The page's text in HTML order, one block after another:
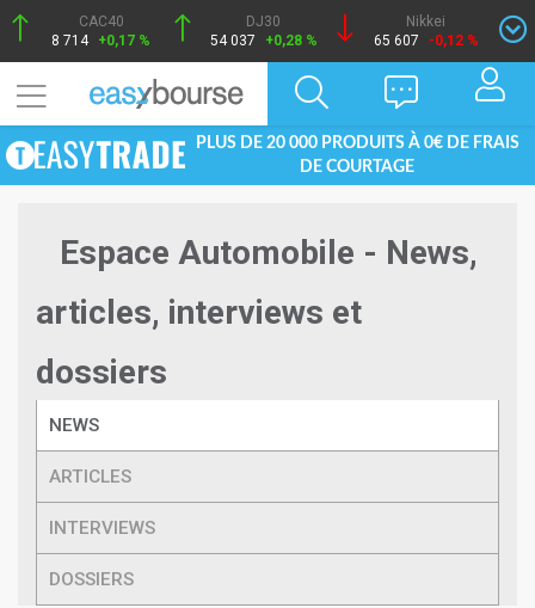
CAC40
8 714 +0,17 %
DJ30
54 037
+0,28 %
Nikkei
65 607
-0,12 %
PLUS DE 20 000 PRODUITS À 0€ DE FRAIS
DE COURTAGE
Espace Automobile - News,
articles, interviews et
dossiers
NEWS
ARTICLES
INTERVIEWS
DOSSIERS